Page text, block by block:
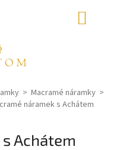
Macramé náramky
náramek s Achátem
Achátem